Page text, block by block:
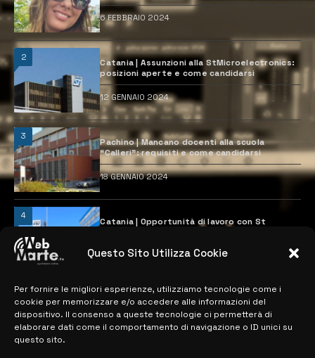
Questo Sito Utilizza Cookie
Per fornire le migliori esperienze, utilizziamo tecnologie come i
cookie per memorizzare e/o accedere alle informazioni del
dispositivo. Il consenso a queste tecnologie ci permetterà di
elaborare dati come il comportamento di navigazione o ID unici su
questo sito.
6 FEBBRAIO 2024
2
Catania | Assunzioni alla StMicroelectronics:
posizioni aperte e come candidarsi
12 GENNAIO 2024
3
Pachino | Mancano docenti alla scuola
“Calleri”: requisiti e come candidarsi
18 GENNAIO 2024
4
Catania | Opportunità di lavoro con St
28 MARZO 2024
MAPPA DEL SITO
> NOTIZIE